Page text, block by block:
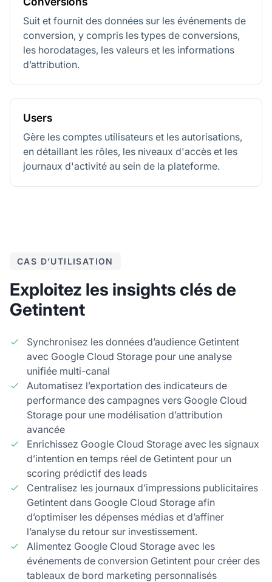
Suit et fournit des données sur les événements de
conversion, y compris les types de conversions,
les horodatages, les valeurs et les informations
d’attribution.
Users
Gère les comptes utilisateurs et les autorisations,
en détaillant les rôles, les niveaux d'accès et les
journaux d'activité au sein de la plateforme.
CAS D’UTILISATION
Exploitez les insights clés de
Getintent
Synchronisez les données d’audience Getintent
avec Google Cloud Storage pour une analyse
unifiée multi-canal
Automatisez l’exportation des indicateurs de
performance des campagnes vers Google Cloud
Storage pour une modélisation d’attribution
avancée
Enrichissez Google Cloud Storage avec les signaux
d’intention en temps réel de Getintent pour un
scoring prédictif des leads
Centralisez les journaux d’impressions publicitaires
Getintent dans Google Cloud Storage afin
d’optimiser les dépenses médias et d’affiner
l’analyse du retour sur investissement.
Alimentez Google Cloud Storage avec les
événements de conversion Getintent pour créer des
tableaux de bord marketing personnalisés